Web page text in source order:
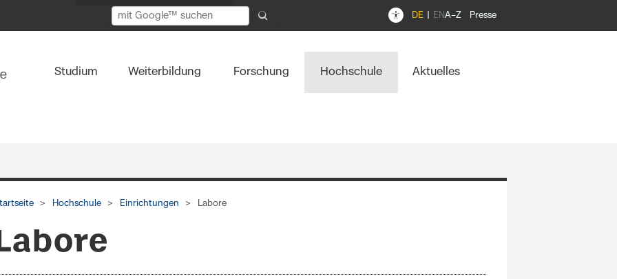
A–Z Presse
DE EN
Studium Weiterbildung Forschung Hochschule Aktuelles
Hochschule Einrichtungen Labore
Labore